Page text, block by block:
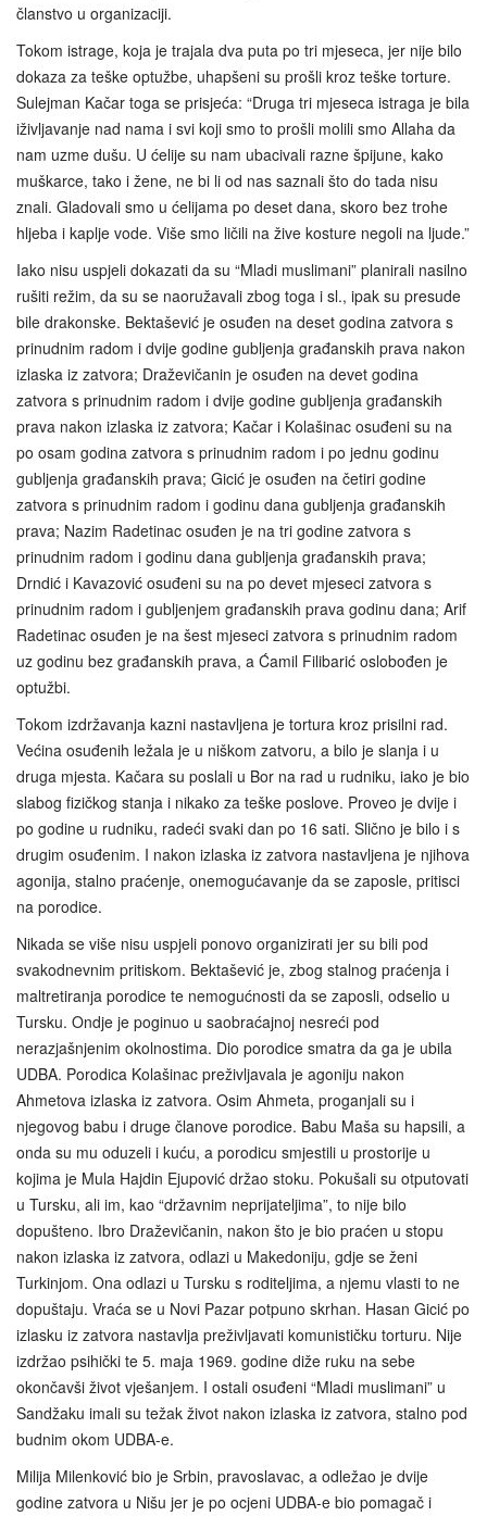
članstvo u organizaciji.
Tokom istrage, koja je trajala dva puta po tri mjeseca, jer nije bilo
dokaza za teške optužbe, uhapšeni su prošli kroz teške torture.
Sulejman Kačar toga se prisjeća: “Druga tri mjeseca istraga je bila
iživljavanje nad nama i svi koji smo to prošli molili smo Allaha da
nam uzme dušu. U ćelije su nam ubacivali razne špijune, kako
muškarce, tako i žene, ne bi li od nas saznali što do tada nisu
znali. Gladovali smo u ćelijama po deset dana, skoro bez trohe
hljeba i kaplje vode. Više smo ličili na žive kosture negoli na ljude.”
Iako nisu uspjeli dokazati da su “Mladi muslimani” planirali nasilno
rušiti režim, da su se naoružavali zbog toga i sl., ipak su presude
bile drakonske. Bektašević je osuđen na deset godina zatvora s
prinudnim radom i dvije godine gubljenja građanskih prava nakon
izlaska iz zatvora; Draževičanin je osuđen na devet godina
zatvora s prinudnim radom i dvije godine gubljenja građanskih
prava nakon izlaska iz zatvora; Kačar i Kolašinac osuđeni su na
po osam godina zatvora s prinudnim radom i po jednu godinu
gubljenja građanskih prava; Gicić je osuđen na četiri godine
zatvora s prinudnim radom i godinu dana gubljenja građanskih
prava; Nazim Radetinac osuđen je na tri godine zatvora s
prinudnim radom i godinu dana gubljenja građanskih prava;
Drndić i Kavazović osuđeni su na po devet mjeseci zatvora s
prinudnim radom i gubljenjem građanskih prava godinu dana; Arif
Radetinac osuđen je na šest mjeseci zatvora s prinudnim radom
uz godinu bez građanskih prava, a Ćamil Filibarić oslobođen je
optužbi.
Tokom izdržavanja kazni nastavljena je tortura kroz prisilni rad.
Većina osuđenih ležala je u niškom zatvoru, a bilo je slanja i u
druga mjesta. Kačara su poslali u Bor na rad u rudniku, iako je bio
slabog fizičkog stanja i nikako za teške poslove. Proveo je dvije i
po godine u rudniku, radeći svaki dan po 16 sati. Slično je bilo i s
drugim osuđenim. I nakon izlaska iz zatvora nastavljena je njihova
agonija, stalno praćenje, onemogućavanje da se zaposle, pritisci
na porodice.
Nikada se više nisu uspjeli ponovo organizirati jer su bili pod
svakodnevnim pritiskom. Bektašević je, zbog stalnog praćenja i
maltretiranja porodice te nemogućnosti da se zaposli, odselio u
Tursku. Ondje je poginuo u saobraćajnoj nesreći pod
nerazjašnjenim okolnostima. Dio porodice smatra da ga je ubila
UDBA. Porodica Kolašinac preživljavala je agoniju nakon
Ahmetova izlaska iz zatvora. Osim Ahmeta, proganjali su i
njegovog babu i druge članove porodice. Babu Maša su hapsili, a
onda su mu oduzeli i kuću, a porodicu smjestili u prostorije u
kojima je Mula Hajdin Ejupović držao stoku. Pokušali su otputovati
u Tursku, ali im, kao “državnim neprijateljima”, to nije bilo
dopušteno. Ibro Draževičanin, nakon što je bio praćen u stopu
nakon izlaska iz zatvora, odlazi u Makedoniju, gdje se ženi
Turkinjom. Ona odlazi u Tursku s roditeljima, a njemu vlasti to ne
dopuštaju. Vraća se u Novi Pazar potpuno skrhan. Hasan Gicić po
izlasku iz zatvora nastavlja preživljavati komunističku torturu. Nije
izdržao psihički te 5. maja 1969. godine diže ruku na sebe
okončavši život vješanjem. I ostali osuđeni “Mladi muslimani” u
Sandžaku imali su težak život nakon izlaska iz zatvora, stalno pod
budnim okom UDBA-e.
Milija Milenković bio je Srbin, pravoslavac, a odležao je dvije
godine zatvora u Nišu jer je po ocjeni UDBA-e bio pomagač i